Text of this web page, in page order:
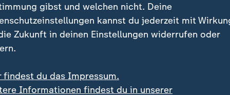
gibst und welchen nicht. Deine
kannst du jederzeit mit
Zukunft in deinen Einstellungen widerrufen oder
findest du das Impressum.
Informationen findest du in unserer